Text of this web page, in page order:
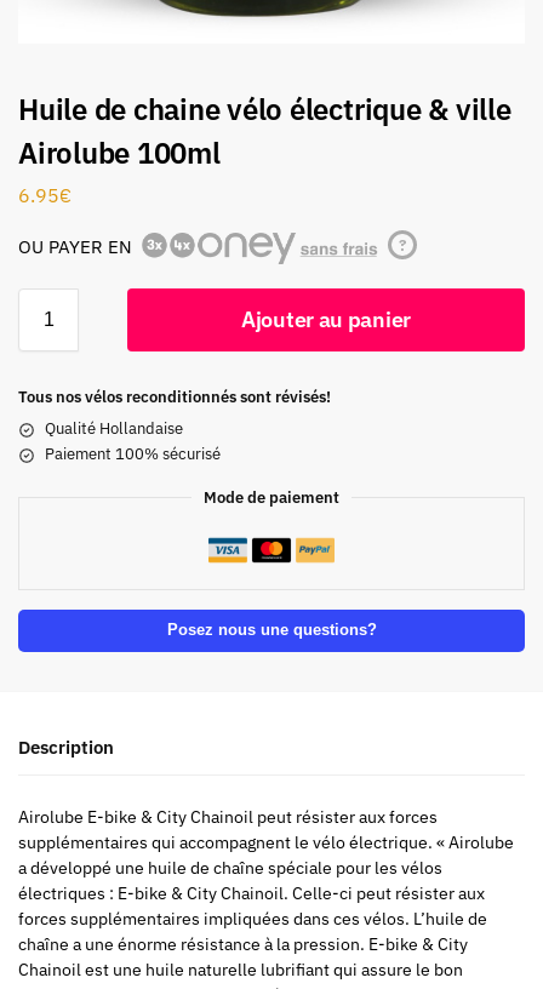
Huile de chaine vélo électrique & ville
Airolube 100ml
6.95€
OU PAYER EN ?
Ajouter au panier
Tous nos vélos reconditionnés sont révisés!
Qualité Hollandaise
Paiement 100% sécurisé
Mode de paiement
Posez nous une questions?
Description
Airolube E-bike & City Chainoil peut résister aux forces
supplémentaires qui accompagnent le vélo électrique. « Airolube
a développé une huile de chaîne spéciale pour les vélos
électriques : E-bike & City Chainoil. Celle-ci peut résister aux
forces supplémentaires impliquées dans ces vélos. L’huile de
chaîne a une énorme résistance à la pression. E-bike & City
Chainoil est une huile naturelle lubrifiant qui assure le bon